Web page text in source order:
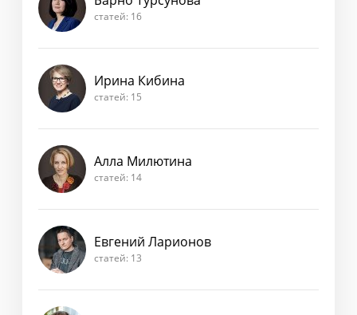
статей: 16
Ирина Кибина
статей: 15
Алла Милютина
статей: 14
Евгений Ларионов
статей: 13